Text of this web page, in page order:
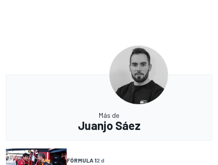
Más de
Juanjo Sáez
FÓRMULA 12 d